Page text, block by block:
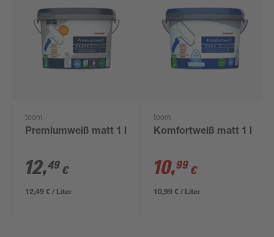
toom
Premiumweiß matt 1 l
12,49 €
12,49 € / Liter
toom
Komfortweiß matt 1 l
10,99 €
10,99 € / Liter